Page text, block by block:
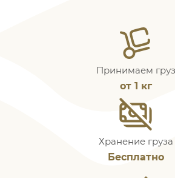
Принимаем груз
от 1 кг
Хранение груза
Бесплатно